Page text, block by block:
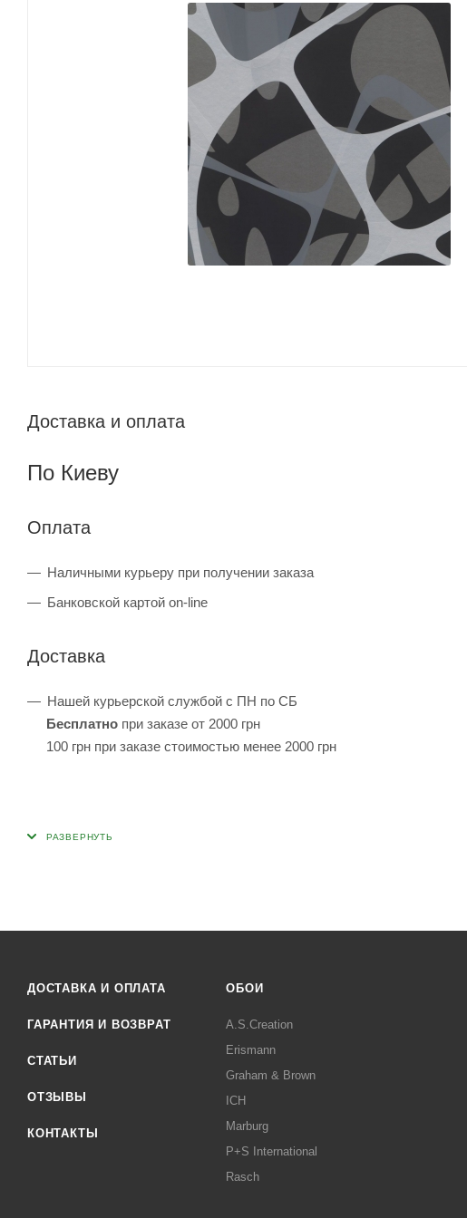
Доставка и оплата
По Киеву
Оплата
Наличными курьеру при получении заказа
Банковской картой on-line
Доставка
Нашей курьерской службой с ПН по СБ
Бесплатно при заказе от 2000 грн
100 грн при заказе стоимостью менее 2000 грн
ДОСТАВКА И ОПЛАТА
ГАРАНТИЯ И ВОЗВРАТ
СТАТЬИ
ОТЗЫВЫ
КОНТАКТЫ
ОБОИ
A.S.Creation
Erismann
Graham & Brown
ICH
Marburg
P+S International
Rasch